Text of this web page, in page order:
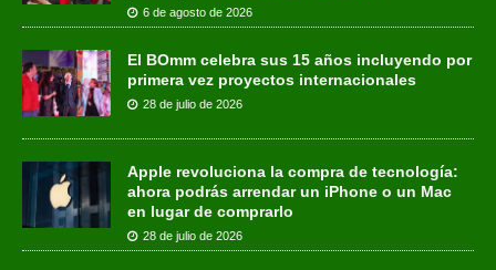
6 de agosto de 2026
El BOmm celebra sus 15 años incluyendo por
primera vez proyectos internacionales
28 de julio de 2026
Apple revoluciona la compra de tecnología:
ahora podrás arrendar un iPhone o un Mac
en lugar de comprarlo
28 de julio de 2026